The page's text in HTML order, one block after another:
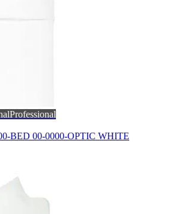
Professional
BED 00-0000-OPTIC WHITE